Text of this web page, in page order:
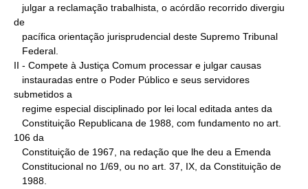
de
II - Compete à Justiça Comum processar e julgar causas
submetidos a
106 da